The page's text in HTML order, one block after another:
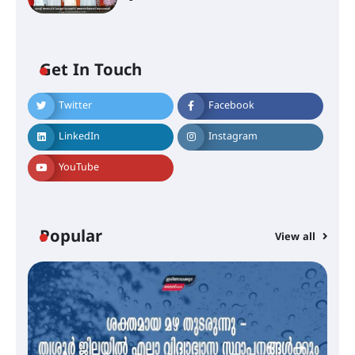
Get In Touch
Twitter Facebook
LinkedIn Instagram
YouTube
Popular View all
എം.ജി. യൂണിവേഴ്‌സിറ്റിയിൽ നിന്ന്
ഇംഗ്ളീഷ് സാഹിത്യത്തിൽ
ഡോക്ടറേറ്റ് നേടിയ എൻ. ആര്യ
വെള്ളിയാഴ്ച സ്‌ക്രീൻ ചെയ്യുന്നു
സെന്റ് ജോസഫ്സ് കോളജ്
കോമേഴ്‌സ് അസോസിയേഷന്
തുടക്കമായി